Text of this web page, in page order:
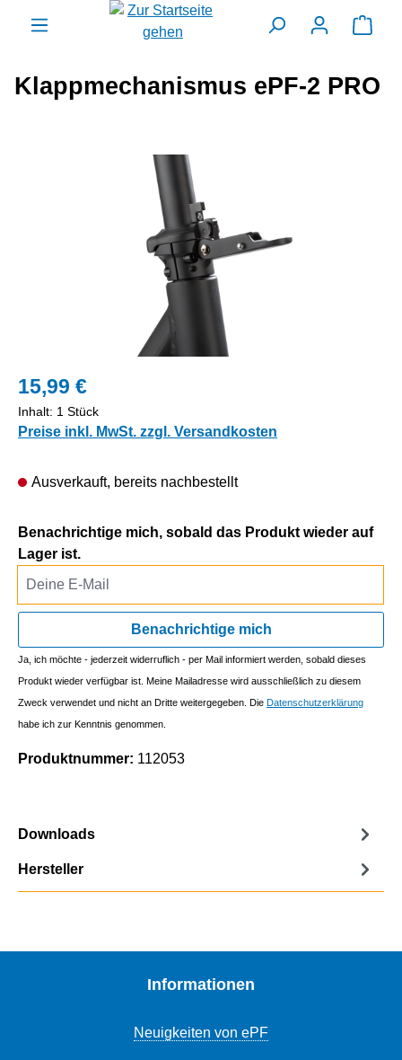
springen
Klappmechanismus ePF-2 PRO
Bildergalerie überspringen
15,99 €
Inhalt: 1 Stück
Preise inkl. MwSt. zzgl. Versandkosten
Ausverkauft, bereits nachbestellt
Benachrichtige mich, sobald das Produkt wieder auf
Lager ist.
Benachrichtige mich
Ja, ich möchte - jederzeit widerruflich - per Mail informiert werden, sobald dieses
Produkt wieder verfügbar ist. Meine Mailadresse wird ausschließlich zu diesem
Zweck verwendet und nicht an Dritte weitergegeben. Die Datenschutzerklärung
habe ich zur Kenntnis genommen.
Produktnummer: 112053
Downloads
Hersteller
Informationen
Neuigkeiten von ePF